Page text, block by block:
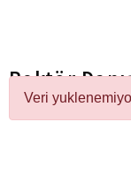
Rektör
Veri